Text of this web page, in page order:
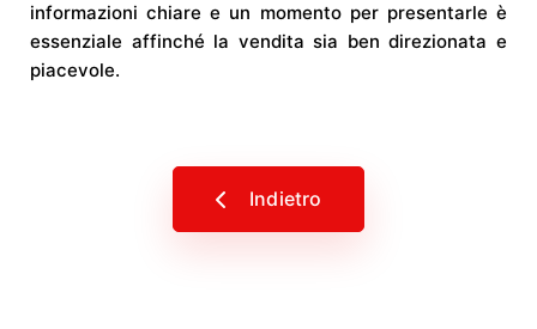
informazioni chiare e un momento per presentarle è
essenziale affinché la vendita sia ben direzionata e
piacevole.
Indietro